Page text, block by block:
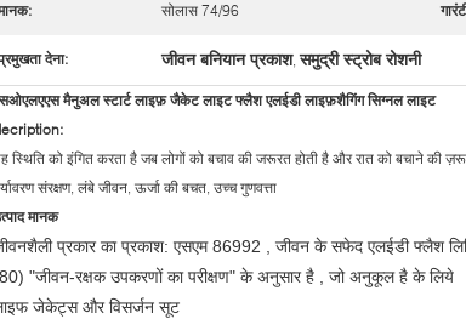
सोलास 74/96
देना: जीवन बनियान प्रकाश,समुद्री स्ट्रोब रोशनी
मैनुअल स्टार्ट लाइफ़ जैकेट लाइट फ्लैश एलईडी लाइफ़शैगिंग सिग्नल लाइट
स्थिति को इंगित करता है जब लोगों को बचाव की जरूरत होती है और रात को बचाने की
संरक्षण, लंबे जीवन, ऊर्जा की बचत, उच्च गुणवत्ता
मानक
प्रकार का प्रकाश: एसएम 86992 जीवन के सफेद एलईडी फ्लैश
"जीवन-रक्षक उपकरणों का परीक्षण" के अनुसार है
जो अनुकूल है के लिये
जेकेट्स और विसर्जन सूट